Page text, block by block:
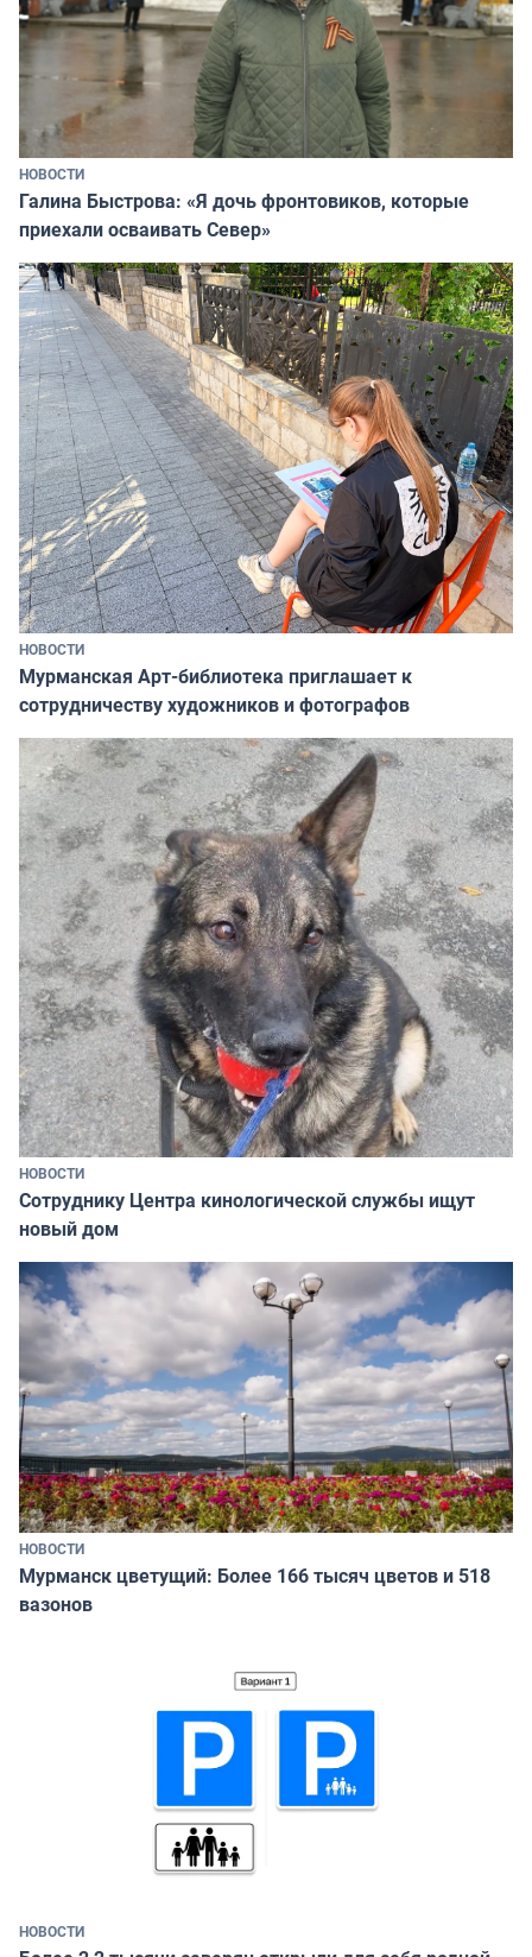
НОВОСТИ
Галина Быстрова: «Я дочь фронтовиков, которые
приехали осваивать Север»
НОВОСТИ
Мурманская Арт-библиотека приглашает к
сотрудничеству художников и фотографов
НОВОСТИ
Сотруднику Центра кинологической службы ищут
новый дом
НОВОСТИ
Мурманск цветущий: Более 166 тысяч цветов и 518
вазонов
НОВОСТИ